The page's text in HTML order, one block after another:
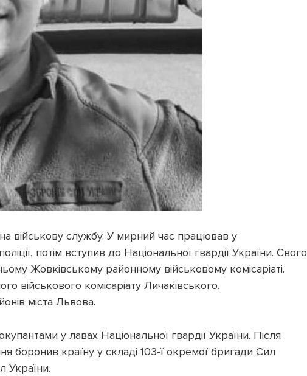
військову службу. У мирний час працював у
потім вступив до Національної гвардії України. Свого
Жовківському районному військовому комісаріаті.
військового комісаріату Личаківського,
міста Львова.
у лавах Національної гвардії України. Після
боронив країну у складі 103-ї окремої бригади Сил
України.